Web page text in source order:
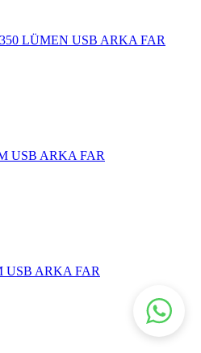
LÜMEN USB ARKA FAR
USB ARKA FAR
USB ARKA FAR